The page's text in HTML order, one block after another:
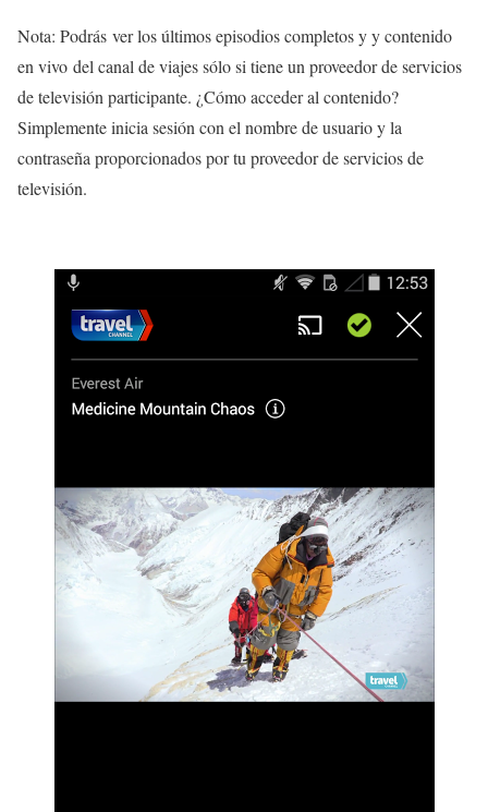
Nota: Podrás ver los últimos episodios completos y y contenido
en vivo del canal de viajes sólo si tiene un proveedor de servicios
de televisión participante. ¿Cómo acceder al contenido?
Simplemente inicia sesión con el nombre de usuario y la
contraseña proporcionados por tu proveedor de servicios de
televisión.